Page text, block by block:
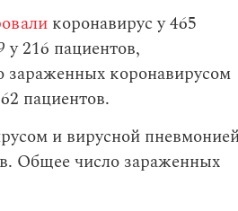
коронавирус у 465
у 216 пациентов,
зараженных коронавирусом
пациентов.
и вирусной
Общее число зараженных